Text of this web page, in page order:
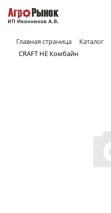
Главная страница Каталог
CRAFT НЕ Комбайн